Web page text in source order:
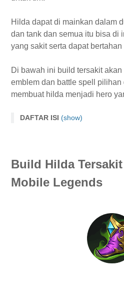
Hilda dapat di mainkan dalam
dan tank dan semua itu bisa di
yang sakit serta dapat
Di bawah ini build tersakit
emblem dan battle spell
membuat hilda menjadi hero
DAFTAR ISI (show)
2 . Blade of the Heptaseas
4 . Malefic Roar
Emblem Hilda Tersakit dan
Build Hilda
Mobile Legends